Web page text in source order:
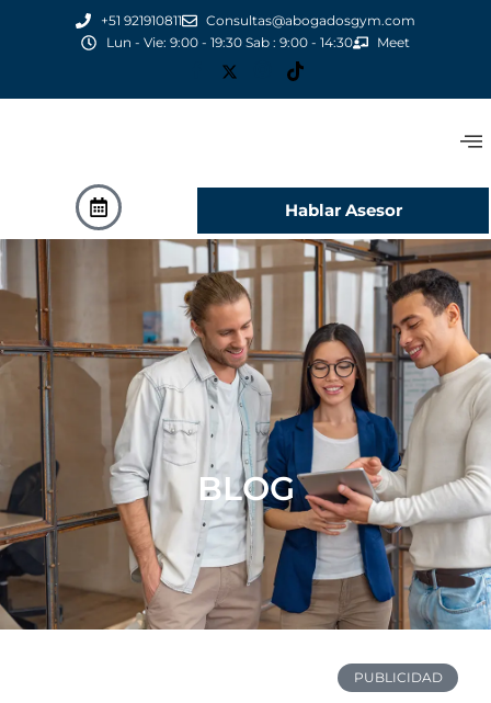
+51 921910811
Consultas@abogadosgym.com
Lun - Vie: 9:00 - 19:30 Sab : 9:00 - 14:30
Meet
Hablar Asesor
BLOG
PUBLICIDAD